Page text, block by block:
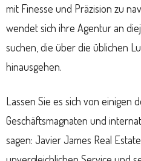
mit Finesse und Präzision zu
wendet sich ihre Agentur an
suchen, die über die üblichen
hinausgehen.
Lassen Sie es sich von einigen
Geschäftsmagnaten und
sagen: Javier James Real